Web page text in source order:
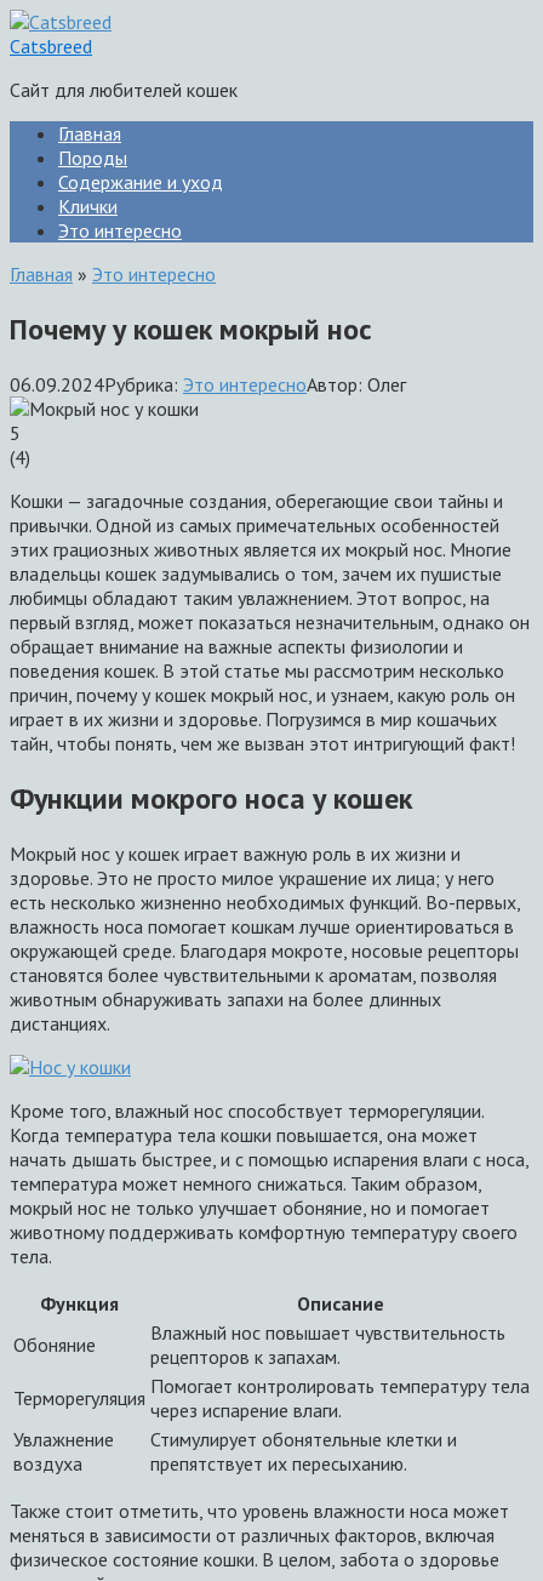
Перейти
к
Catsbreed
Сайт для любителей кошек
Главная
Породы
Содержание и уход
Клички
Это интересно
Главная » Это интересно
Почему у кошек мокрый нос
06.09.2024Рубрика: Это интересноАвтор: Олег
5
(4)
Кошки — загадочные создания, оберегающие свои тайны и
привычки. Одной из самых примечательных особенностей
этих грациозных животных является их мокрый нос. Многие
владельцы кошек задумывались о том, зачем их пушистые
любимцы обладают таким увлажнением. Этот вопрос, на
первый взгляд, может показаться незначительным, однако он
обращает внимание на важные аспекты физиологии и
поведения кошек. В этой статье мы рассмотрим несколько
причин, почему у кошек мокрый нос, и узнаем, какую роль он
играет в их жизни и здоровье. Погрузимся в мир кошачьих
тайн, чтобы понять, чем же вызван этот интригующий факт!
Функции мокрого носа у кошек
Мокрый нос у кошек играет важную роль в их жизни и
здоровье. Это не просто милое украшение их лица; у него
есть несколько жизненно необходимых функций. Во-первых,
влажность носа помогает кошкам лучше ориентироваться в
окружающей среде. Благодаря мокроте, носовые рецепторы
становятся более чувствительными к ароматам, позволяя
животным обнаруживать запахи на более длинных
дистанциях.
Кроме того, влажный нос способствует терморегуляции.
Когда температура тела кошки повышается, она может
начать дышать быстрее, и с помощью испарения влаги с носа,
температура может немного снижаться. Таким образом,
мокрый нос не только улучшает обоняние, но и помогает
животному поддерживать комфортную температуру своего
тела.
Функция
Описание
Обоняние
Влажный нос повышает чувствительность
рецепторов к запахам.
Терморегуляция Помогает контролировать температуру тела
через испарение влаги.
Увлажнение
воздуха
Стимулирует обонятельные клетки и
препятствует их пересыханию.
Также стоит отметить, что уровень влажности носа может
меняться в зависимости от различных факторов, включая
физическое состояние кошки. В целом, забота о здоровье